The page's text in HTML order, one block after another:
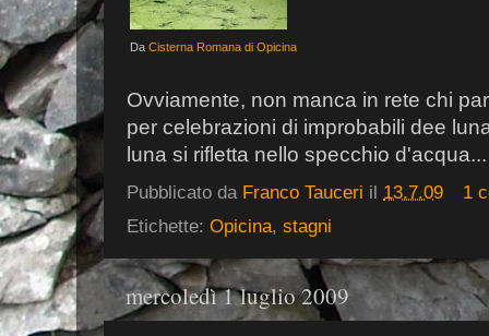
Da Cisterna Romana di Opicina
Ovviamente, non manca in rete chi
per celebrazioni di improbabili dee
luna si rifletta nello specchio d'acqua...
Pubblicato da Franco Tauceri il 13.7.09
1
Etichette: Opicina, stagni
mercoledì 1 luglio 2009